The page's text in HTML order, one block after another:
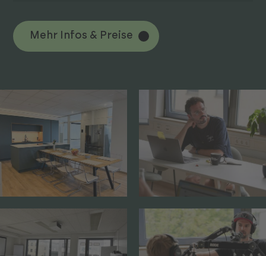
Mehr Infos & Preise
Mehr Infos & Preise